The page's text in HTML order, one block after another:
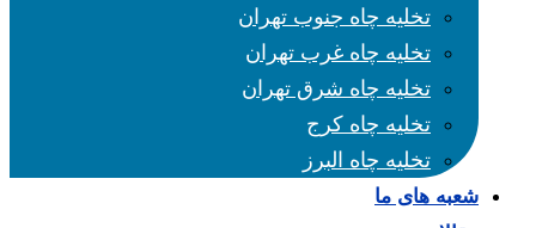
تخلیه چاه جنوب تهران
تخلیه چاه غرب تهران
تخلیه چاه شرق تهران
تخلیه چاه کرج
تخلیه چاه البرز
شعبه های ما